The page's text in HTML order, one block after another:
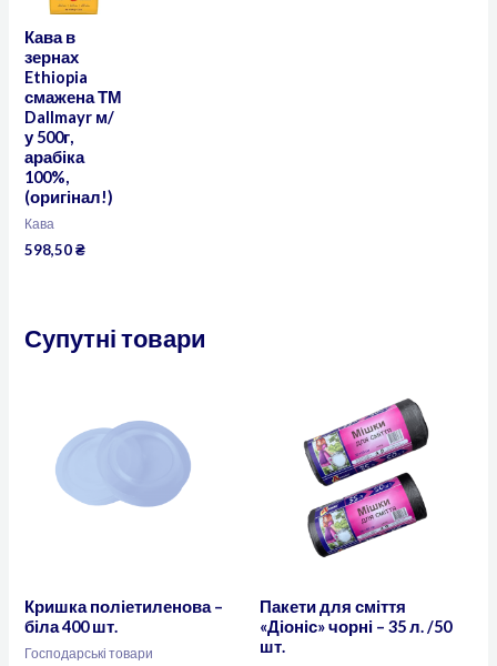
Кава в
зернах
Ethiopia
смажена ТМ
Dallmayr м/
у 500г,
арабіка
100%,
(оригінал!)
Кава
598,50₴
Супутні товари
Кришка поліетиленова –
біла 400 шт.
Господарські товари
Пакети для сміття
«Діоніс» чорні – 35 л. /50
шт.